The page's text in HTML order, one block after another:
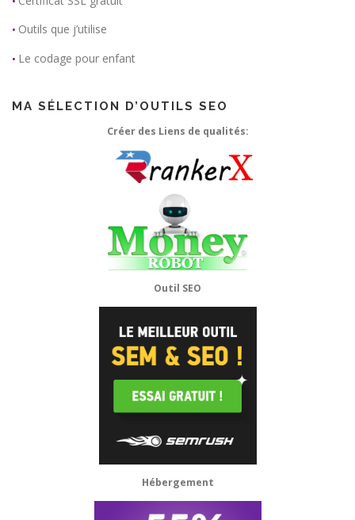
• Outils que j’utilise
• Le codage pour enfant
MA SÉLECTION D’OUTILS SEO
Créer des Liens de qualités:
Outil SEO
Hébergement